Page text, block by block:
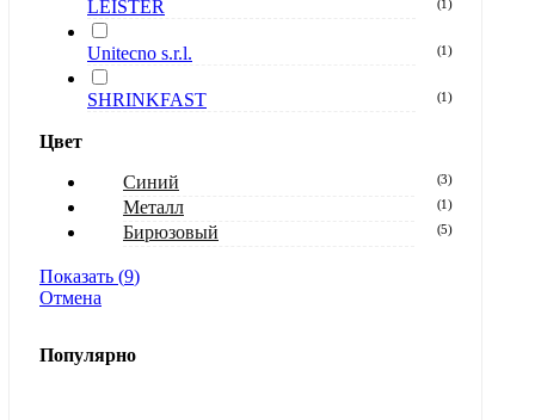
LEISTER (1 )
Unitecno s.r.l. (1 )
SHRINKFAST (1 )
Цвет
Синий
(3)
Металл (1 )
Бирюзовый (5)
Показать (9)
Отмена
Популярно